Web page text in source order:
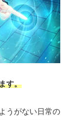
す。
うがない日常の